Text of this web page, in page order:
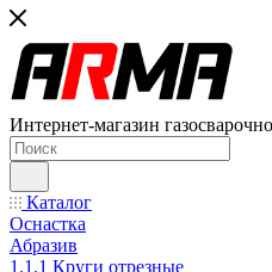
Интернет-магазин
Каталог
Оснастка
Абразив
1.1.1 Круги отрезные